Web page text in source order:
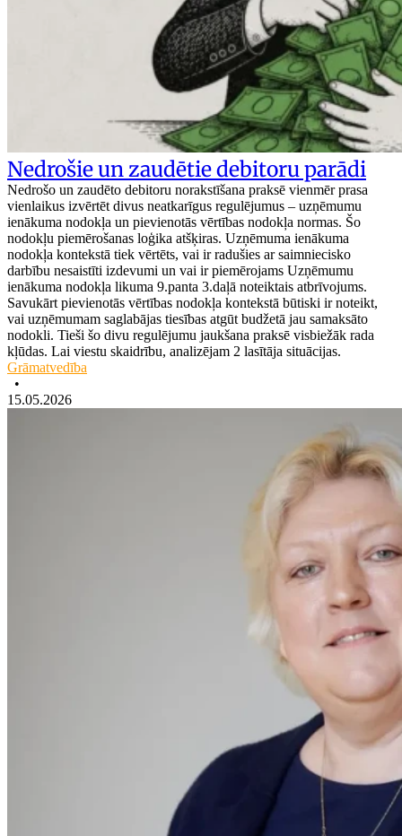
Nedrošie un zaudētie debitoru parādi
Nedrošo un zaudēto debitoru norakstīšana praksē vienmēr prasa
vienlaikus izvērtēt divus neatkarīgus regulējumus – uzņēmumu
ienākuma nodokļa un pievienotās vērtības nodokļa normas. Šo
nodokļu piemērošanas loģika atšķiras. Uzņēmuma ienākuma
nodokļa kontekstā tiek vērtēts, vai ir radušies ar saimniecisko
darbību nesaistīti izdevumi un vai ir piemērojams Uzņēmumu
ienākuma nodokļa likuma 9.panta 3.daļā noteiktais atbrīvojums.
Savukārt pievienotās vērtības nodokļa kontekstā būtiski ir noteikt,
vai uzņēmumam saglabājas tiesības atgūt budžetā jau samaksāto
nodokli. Tieši šo divu regulējumu jaukšana praksē visbiežāk rada
kļūdas. Lai viestu skaidrību, analizējam 2 lasītāja situācijas.
Grāmatvedība
•
15.05.2026